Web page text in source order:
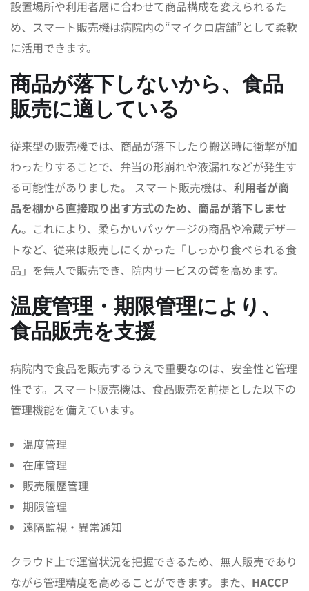
設置場所や利用者層に合わせて商品構成を変えられるた
め、スマート販売機は病院内の“マイクロ店舗”として柔軟
に活用できます。
商品が落下しないから、食品
販売に適している
従来型の販売機では、商品が落下したり搬送時に衝撃が加
わったりすることで、弁当の形崩れや液漏れなどが発生す
る可能性がありました。 スマート販売機は、 利用者が商
品を棚から直接取り出す方式のため、商品が落下しませ
ん。これにより、柔らかいパッケージの商品や冷蔵デザー
トなど、従来は販売しにくかった「しっかり食べられる食
品」を無人で販売でき、院内サービスの質を高めます。
温度管理・期限管理により、
食品販売を支援
病院内で食品を販売するうえで重要なのは、安全性と管理
性です。スマート販売機は、食品販売を前提とした以下の
管理機能を備えています。
温度管理
在庫管理
販売履歴管理
期限管理
遠隔監視・異常通知
クラウド上で運営状況を把握できるため、無人販売であり
ながら管理精度を高めることができます。また、 HACCP